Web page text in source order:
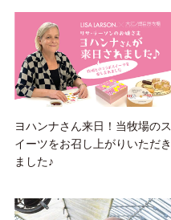
ヨハンナさん来日！当牧場のス
イーツをお召し上がりいただき
ました♪